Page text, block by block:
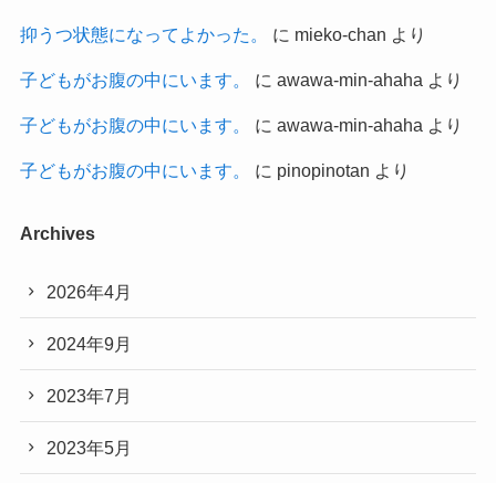
抑うつ状態になってよかった。 に mieko-chan より
子どもがお腹の中にいます。 に awawa-min-ahaha より
子どもがお腹の中にいます。 に awawa-min-ahaha より
子どもがお腹の中にいます。 に pinopinotan より
Archives
2026年4月
2024年9月
2023年7月
2023年5月